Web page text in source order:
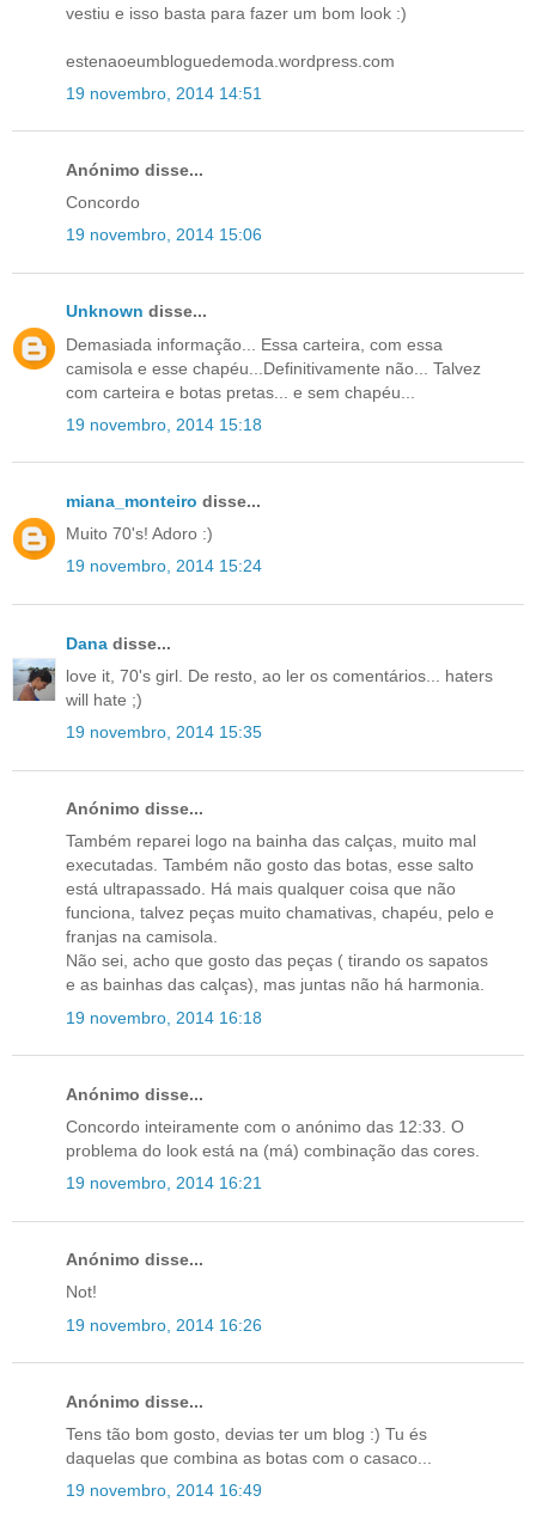
vestiu e isso basta para fazer um bom look :)
estenaoeumbloguedemoda.wordpress.com
19 novembro, 2014 14:51
Anónimo disse...
Concordo
19 novembro, 2014 15:06
Unknown disse...
Demasiada informação... Essa carteira, com essa
camisola e esse chapéu...Definitivamente não... Talvez
com carteira e botas pretas... e sem chapéu...
19 novembro, 2014 15:18
miana_monteiro disse...
Muito 70's! Adoro :)
19 novembro, 2014 15:24
Dana disse...
love it, 70's girl. De resto, ao ler os comentários... haters
will hate ;)
19 novembro, 2014 15:35
Anónimo disse...
Também reparei logo na bainha das calças, muito mal
executadas. Também não gosto das botas, esse salto
está ultrapassado. Há mais qualquer coisa que não
funciona, talvez peças muito chamativas, chapéu, pelo e
franjas na camisola.
Não sei, acho que gosto das peças ( tirando os sapatos
e as bainhas das calças), mas juntas não há harmonia.
19 novembro, 2014 16:18
Anónimo disse...
Concordo inteiramente com o anónimo das 12:33. O
problema do look está na (má) combinação das cores.
19 novembro, 2014 16:21
Anónimo disse...
Not!
19 novembro, 2014 16:26
Anónimo disse...
Tens tão bom gosto, devias ter um blog :) Tu és
daquelas que combina as botas com o casaco...
19 novembro, 2014 16:49